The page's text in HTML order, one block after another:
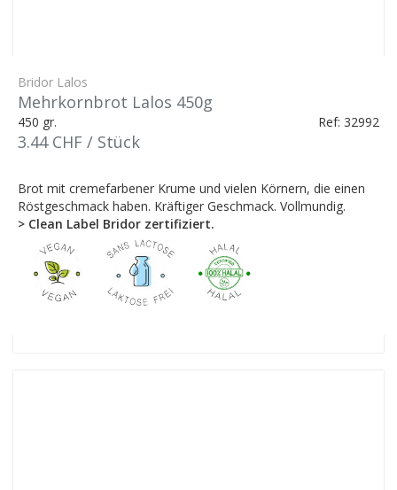
Bridor Lalos
Mehrkornbrot Lalos 450g
450 gr. Ref: 32992
3.44 CHF / Stück
Brot mit cremefarbener Krume und vielen Körnern, die einen
Röstgeschmack haben. Kräftiger Geschmack. Vollmundig.
> Clean Label Bridor zertifiziert.